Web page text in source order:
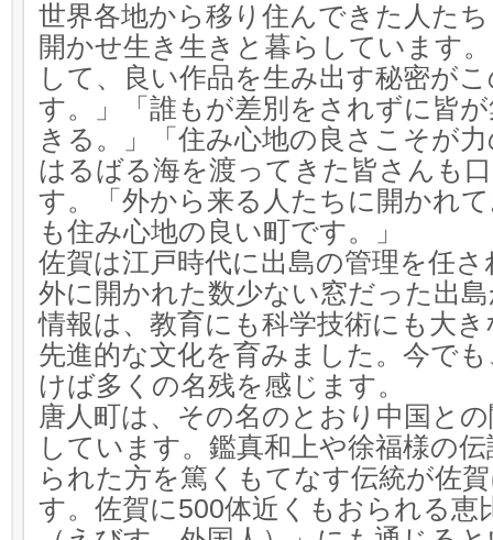
世界各地から移り住んできた人た
開かせ生き生きと暮らしています
して、良い作品を生み出す秘密が
す。」「誰もが差別をされずに皆
きる。」「住み心地の良さこそが
はるばる海を渡ってきた皆さんも
す。「外から来る人たちに開かれ
も住み心地の良い町です。」
佐賀は江戸時代に出島の管理を任
外に開かれた数少ない窓だった出
情報は、教育にも科学技術にも大
先進的な文化を育みました。今で
けば多くの名残を感じます。
唐人町は、その名のとおり中国と
しています。鑑真和上や徐福様の
られた方を篤くもてなす伝統が佐
す。佐賀に500体近くもおられる恵